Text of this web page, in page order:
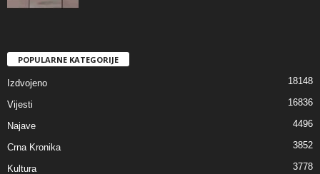
POPULARNE KATEGORIJE
Izdvojeno 18148
Vijesti 16836
Najave 4496
Crna Kronika 3852
Kultura 3778